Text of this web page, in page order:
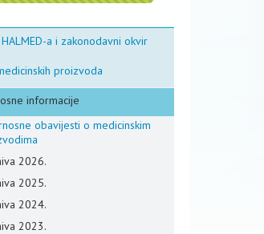
a i zakonodavni okvir
proizvoda
informacije
obavijesti o medicinskim
2026.
2025.
2024.
2023.